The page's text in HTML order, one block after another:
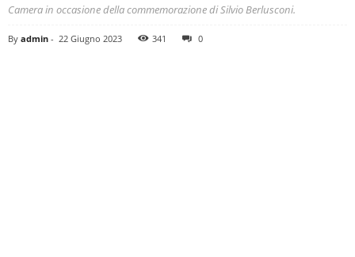
Camera in occasione della commemorazione di Silvio Berlusconi.
By admin - 22 Giugno 2023 341 0